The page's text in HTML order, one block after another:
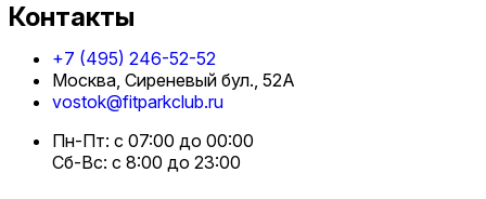
Контакты
+7 (495) 246-52-52
Москва, Сиреневый бул., 52А
vostok@fitparkclub.ru
Пн-Пт: с 07:00 до 00:00
Сб-Вс: с 8:00 до 23:00